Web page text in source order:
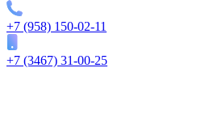
+7 (958) 150-02-11
+7 (3467) 31-00-25